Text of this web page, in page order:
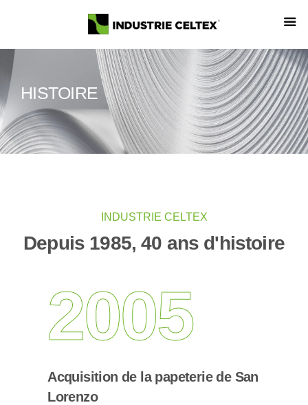
HISTOIRE
INDUSTRIE CELTEX
Depuis 1985, 40 ans d'histoire
2005
Acquisition de la papeterie de San
Lorenzo